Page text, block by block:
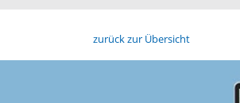
zurück zur Übersicht